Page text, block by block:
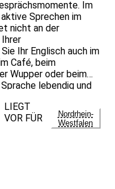
Im
Sprechen im
nicht an der
Ihr Englisch auch im
Café, beim
Wupper oder beim
lebendig und
qualifizierte
engagiert,
Gespür für
findet in
ausgestatteten
als
LIEGT
VOR FÜR
Nordrhein-
Westfalen